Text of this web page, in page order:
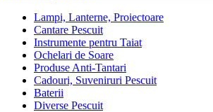
Lampi, Lanterne, Proiectoare
Cantare Pescuit
Instrumente pentru Taiat
Ochelari de Soare
Produse Anti-Tantari
Cadouri, Suveniruri Pescuit
Baterii
Diverse Pescuit